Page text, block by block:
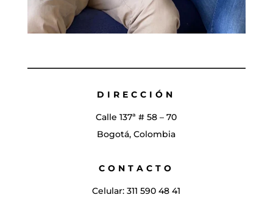
DIRECCIÓN
Calle 137ª # 58 – 70
Bogotá, Colombia
CONTACTO
Celular: 311 590 48 41